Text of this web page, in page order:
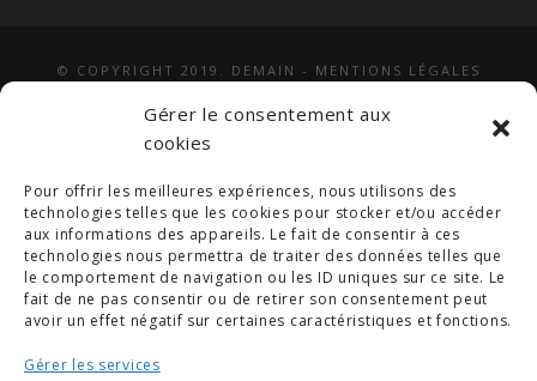
Gérer le consentement aux
cookies
Pour offrir les meilleures expériences, nous utilisons des
technologies telles que les cookies pour stocker et/ou accéder
aux informations des appareils. Le fait de consentir à ces
technologies nous permettra de traiter des données telles que
le comportement de navigation ou les ID uniques sur ce site. Le
fait de ne pas consentir ou de retirer son consentement peut
avoir un effet négatif sur certaines caractéristiques et fonctions.
Gérer les services
© COPYRIGHT 2019. DEMAIN - MENTIONS LÉGALES
-COPYRIGHTS PHOTOS-POLITIQUE DE COOKIES (UE)